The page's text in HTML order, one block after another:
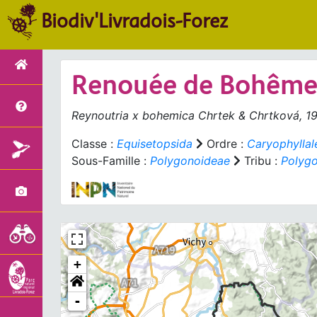
Biodiv'Livradois-Forez
Renouée de Bohême
Reynoutria x bohemica Chrtek & Chrtková,
Classe : Equisetopsida Ordre :
Sous-Famille : Polygonoideae Tribu :
+
-